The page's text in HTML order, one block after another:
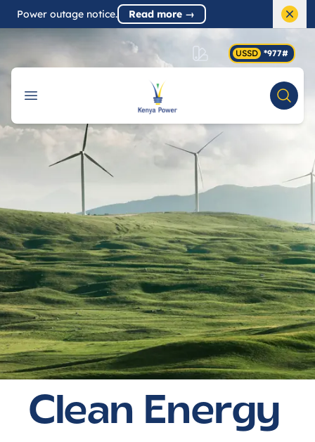
Power outage notice. Read more →
USSD *977#
Open menu
Your Company
Search
Clean Energy